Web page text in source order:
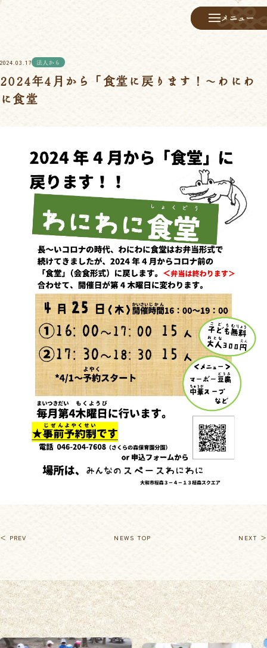
メニュー
メニュー
2024.03.17 法人から
2024年4月から「食堂に戻ります！～わにわ
に食堂
＜ PREV NEWS TOP NEXT ＞